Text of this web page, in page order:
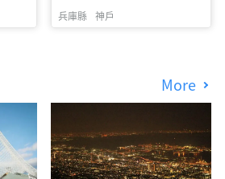
兵庫縣 神戶
More